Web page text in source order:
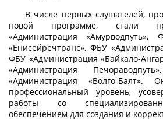
В числе первых слушателей,
новой программе, стали
«Администрация «Амурводпуть»,
«Енисейречтранс», ФБУ
ФБУ «Администрация «Байкало-
«Администрация
«Администрация «Волго-Балт».
профессиональный уровень,
работы со
обеспечением для создания и